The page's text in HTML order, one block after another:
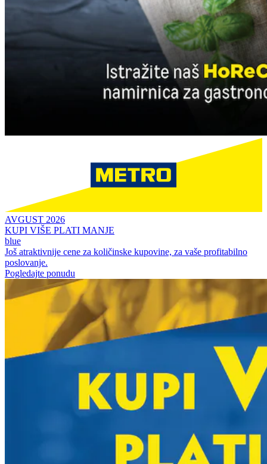
AVGUST 2026
KUPI VIŠE PLATI MANJE
blue
Još atraktivnije cene za količinske kupovine, za vaše profitabilno
poslovanje.
Pogledajte ponudu